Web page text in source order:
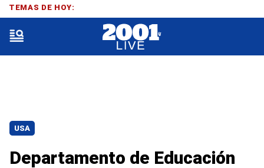
USA
Departamento de Educación
TEMAS DE HOY: